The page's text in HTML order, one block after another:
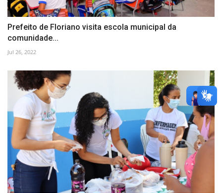
Prefeito de Floriano visita escola municipal da
comunidade...
Jul 26, 2022